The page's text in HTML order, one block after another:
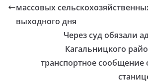
массовых
выходного дня
Через суд обязали
Кагальницкого
транспортное сообщение